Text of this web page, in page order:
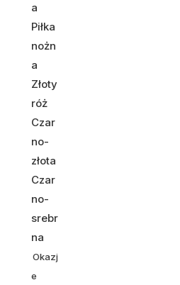
a
Piłka
nożn
a
Złoty
róż
Czar
no-
złota
Czar
no-
srebr
na
Okazj
e